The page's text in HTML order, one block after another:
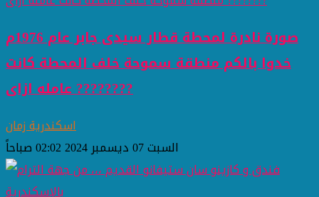
صورة نادرة لمحطة قطار سيدى جابر عام 1976م
خدوا بالكم منطقة سموحة خلف المحطة كانت
عامله ازاى ????????
اسكندرية زمان
السبت 07 ديسمبر 2024 02:02 صباحاً